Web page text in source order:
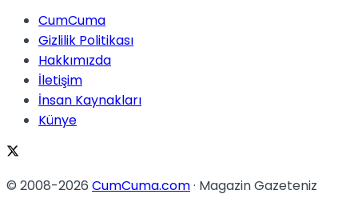
CumCuma
Gizlilik Politikası
Hakkımızda
İletişim
İnsan Kaynakları
Künye
© 2008-2026 CumCuma.com· Magazin Gazeteniz